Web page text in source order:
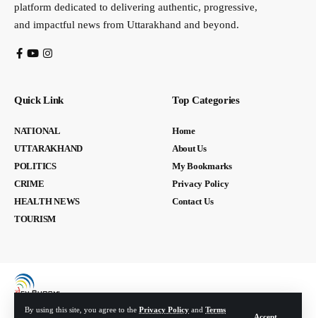
By using this site, you agree to the Privacy Policy and Terms
Accept
platform dedicated to delivering authentic, progressive,
and impactful news from Uttarakhand and beyond.
Quick Link
NATIONAL
UTTARAKHAND
POLITICS
CRIME
HEALTH NEWS
TOURISM
Top Categories
Home
About Us
My Bookmarks
Privacy Policy
Contact Us